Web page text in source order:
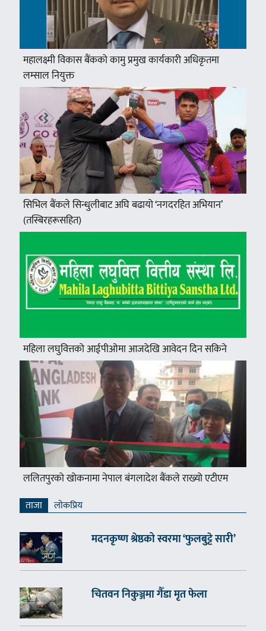
महालक्ष्मी विकास बैंकको कामु प्रमुख कार्यकारी अधिकृतमा
लम्साल नियुक्त
सिभिल बैंकले सिन्धुलीबाट अघि बढायो ‘नगदरहित अभियान’
(तस्बिरहरूसहित)
महिला लघुवित्तको आईपीओमा आजदेखि आवेदन दिन सकिने
ललितपुरको खोकनामा नेपाल बंगलादेश बैंकले राख्यो एटीएम
ताजा लाेकप्रिय
मदनकृष्ण श्रेष्ठको स्वरमा ‘फुलबुट्टे सारी’
चितवन निकुञ्जमा गैँडा मृत फेला